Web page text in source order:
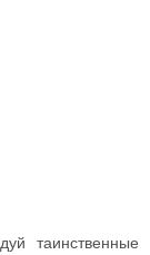
таинственные